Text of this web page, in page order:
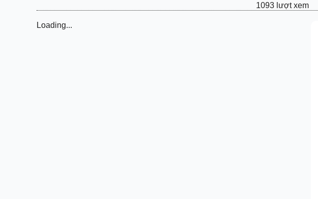
1093 lượt xem
Loading...